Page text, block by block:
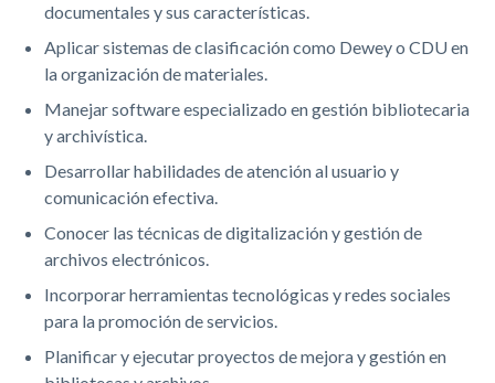
documentales y sus características.
Aplicar sistemas de clasificación como Dewey o CDU en
la organización de materiales.
Manejar software especializado en gestión bibliotecaria
y archivística.
Desarrollar habilidades de atención al usuario y
comunicación efectiva.
Conocer las técnicas de digitalización y gestión de
archivos electrónicos.
Incorporar herramientas tecnológicas y redes sociales
para la promoción de servicios.
Planificar y ejecutar proyectos de mejora y gestión en